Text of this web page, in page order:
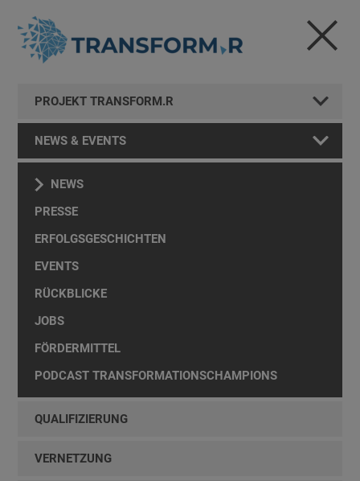
PROJEKT TRANSFORM.R
NEWS & EVENTS
NEWS
PRESSE
ERFOLGSGESCHICHTEN
EVENTS
RÜCKBLICKE
JOBS
FÖRDERMITTEL
PODCAST TRANSFORMATIONSCHAMPIONS
QUALIFIZIERUNG
VERNETZUNG